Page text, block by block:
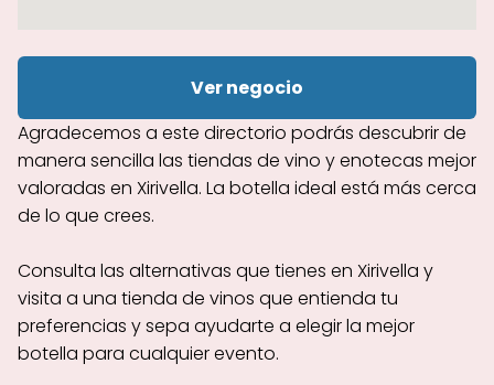
Ver negocio
Agradecemos a este directorio podrás descubrir de
manera sencilla las tiendas de vino y enotecas mejor
valoradas en Xirivella. La botella ideal está más cerca
de lo que crees.
Consulta las alternativas que tienes en Xirivella y
visita a una tienda de vinos que entienda tu
preferencias y sepa ayudarte a elegir la mejor
botella para cualquier evento.